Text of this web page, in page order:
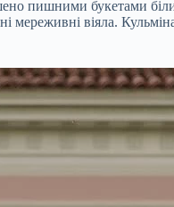
пишними букетами
мереживні віяла.